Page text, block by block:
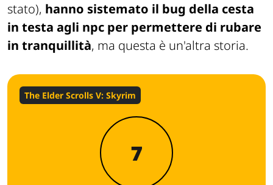
stato), hanno sistemato il bug della cesta
in testa agli npc per permettere di rubare
in tranquillità, ma questa è un'altra storia.
The Elder Scrolls V: Skyrim
7